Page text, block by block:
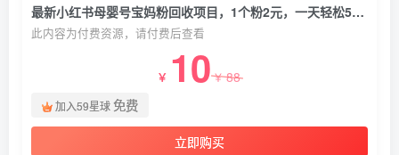
最新小红书母婴号宝妈粉回收项目，1个粉2元，一天轻松500+案例分享【粉丝包回收】
此内容为付费资源，请付费后查看
￥ 10￥88
加入59星球免费
立即购买